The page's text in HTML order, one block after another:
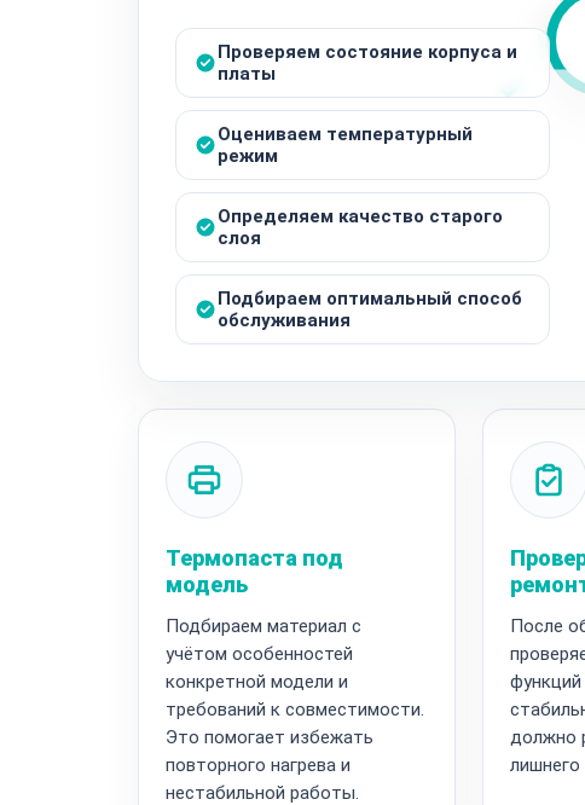
Проверяем состояние корпуса и
платы
Оцениваем температурный
режим
Определяем качество старого
слоя
Подбираем оптимальный способ
обслуживания
Термопаста под
модель
Подбираем материал с
учётом особенностей
конкретной модели и
требований к совместимости.
Это помогает избежать
повторного нагрева и
нестабильной работы.
После
должно
лишнего